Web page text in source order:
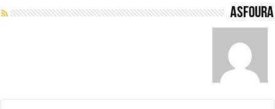
asfoura